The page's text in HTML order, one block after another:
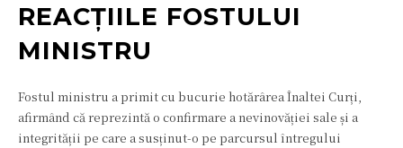
REACȚIILE FOSTULUI
MINISTRU
Fostul ministru a primit cu bucurie hotărârea Înaltei Curți,
afirmând că reprezintă o confirmare a nevinovăției sale și a
integrității pe care a susținut-o pe parcursul întregului